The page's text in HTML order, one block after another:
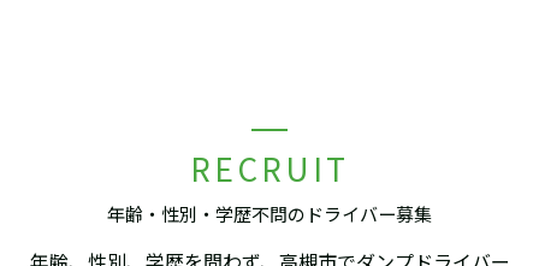
年齢・性別・学歴不問のドライバー募集
RECRUIT